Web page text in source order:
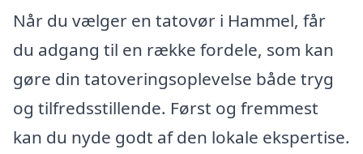
Når du vælger en tatovør i Hammel, får
du adgang til en række fordele, som kan
gøre din tatoveringsoplevelse både tryg
og tilfredsstillende. Først og fremmest
kan du nyde godt af den lokale ekspertise.